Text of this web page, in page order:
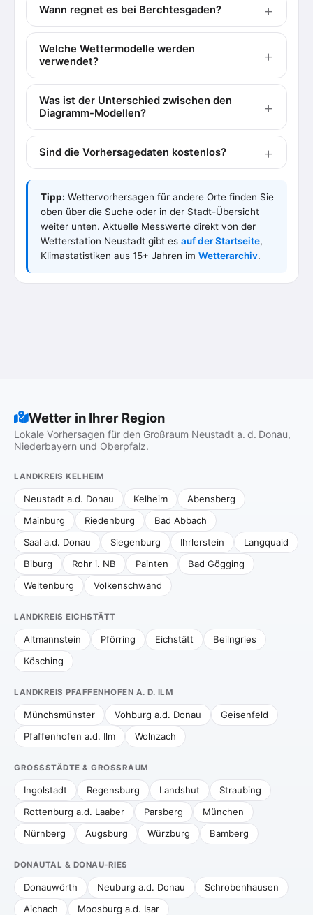
Wann regnet es bei Berchtesgaden?
Welche Wettermodelle werden
verwendet?
Was ist der Unterschied zwischen den
Diagramm-Modellen?
Sind die Vorhersagedaten kostenlos?
Tipp: Wettervorhersagen für andere Orte finden Sie
oben über die Suche oder in der Stadt-Übersicht
weiter unten. Aktuelle Messwerte direkt von der
Wetterstation Neustadt gibt es auf der Startseite,
Klimastatistiken aus 15+ Jahren im Wetterarchiv.
Wetter in Ihrer Region
Lokale Vorhersagen für den Großraum Neustadt a. d. Donau,
Niederbayern und Oberpfalz.
LANDKREIS KELHEIM
Neustadt a.d. Donau Kelheim
Abensberg
Mainburg
Riedenburg
Bad Abbach
Saal a.d. Donau
Siegenburg Ihrlerstein
Langquaid
Biburg
Rohr i. NB Painten
Bad Gögging
Weltenburg
Volkenschwand
LANDKREIS EICHSTÄTT
Altmannstein Pförring Eichstätt
Beilngries
Kösching
LANDKREIS PFAFFENHOFEN A. D. ILM
Münchsmünster Vohburg a.d. Donau
Geisenfeld
Pfaffenhofen a.d. Ilm
Wolnzach
GROSSSTÄDTE & GROSSRAUM
Ingolstadt Regensburg Landshut
Straubing
Rottenburg a.d. Laaber
Parsberg
München
Nürnberg
Augsburg Würzburg Bamberg
DONAUTAL & DONAU-RIES
Donauwörth Neuburg a.d. Donau
Schrobenhausen
Aichach
Moosburg a.d. Isar